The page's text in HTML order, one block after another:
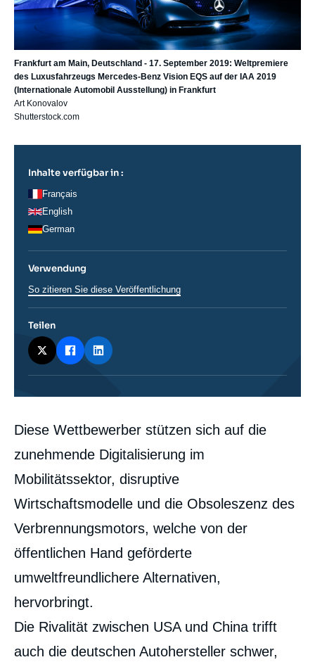
Frankfurt am Main, Deutschland - 17. September 2019: Weltpremiere
des Luxusfahrzeugs Mercedes-Benz Vision EQS auf der IAA 2019
(Internationale Automobil Ausstellung) in Frankfurt
Art Konovalov
Shutterstock.com
Corps
analyses
Diese Wettbewerber stützen sich auf die
zunehmende Digitalisierung im
Mobilitätssektor, disruptive
Wirtschaftsmodelle und die Obsoleszenz des
Verbrennungsmotors, welche von der
öffentlichen Hand geförderte
umweltfreundlichere Alternativen,
hervorbringt.
Die Rivalität zwischen USA und China trifft
auch die deutschen Autohersteller schwer,
Inhalte verfügbar in :
Français
English
German
Verwendung
So zitieren Sie diese Veröffentlichung
Teilen